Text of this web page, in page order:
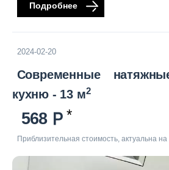
Подробнее
2024-02-20
Современные
кухню - 13 м2
568
Приблизительная стоимость, актуальна